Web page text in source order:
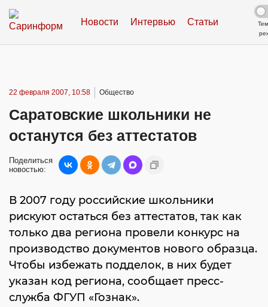
Новости Интервью Статьи
22 февраля 2007, 10:58 Общество
Саратовские школьники не
останутся без аттестатов
Поделиться
новостью:
В 2007 году российские школьники
рискуют остаться без аттестатов, так как
только два региона провели конкурс на
производство документов нового образца.
Чтобы избежать подделок, в них будет
указан код региона, сообщает пресс-
служба ФГУП «Гознак».